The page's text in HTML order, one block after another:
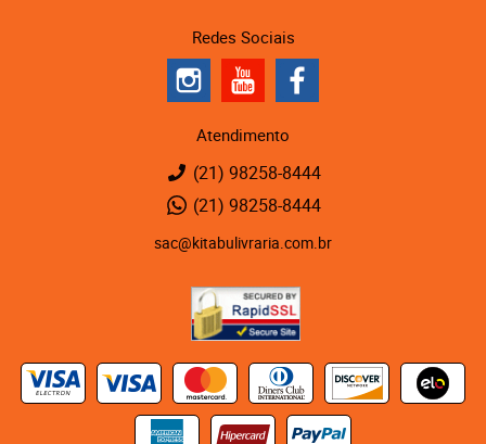
Redes Sociais
Atendimento
(21) 98258-8444
(21) 98258-8444
sac@kitabulivraria.com.br